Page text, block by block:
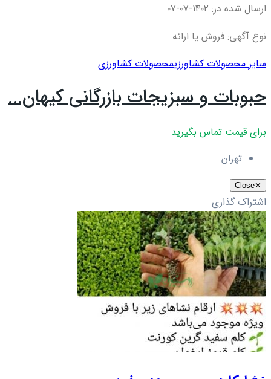
ارسال شده در: ۱۴۰۲-۰۷-۰۷
نوع آگهی: فروش یا ارائه
سایر محصولات کشاورزیمحصولات کشاورزی
حبوبات و سبزیجات بازرگانی کیهان...
برای قیمت تماس بگیرید
تهران
✕
Close
اشتراک گذاری